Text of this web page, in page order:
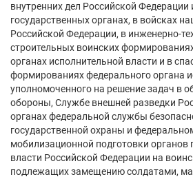
внутренних дел Российской
государственных органах, в войсках
Российской Федерации, в инженерно-
строительных воинских
органах исполнительной власти и в
формированиях федерального органа
уполномоченного на решение задач в
обороны, Службе внешней разведки
органах федеральной службы
государственной охраны и
мобилизационной подготовки органов
власти Российской Федерации на
подлежащих замещению солдатами,